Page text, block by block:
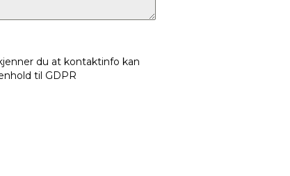
du at kontaktinfo kan
til GDPR